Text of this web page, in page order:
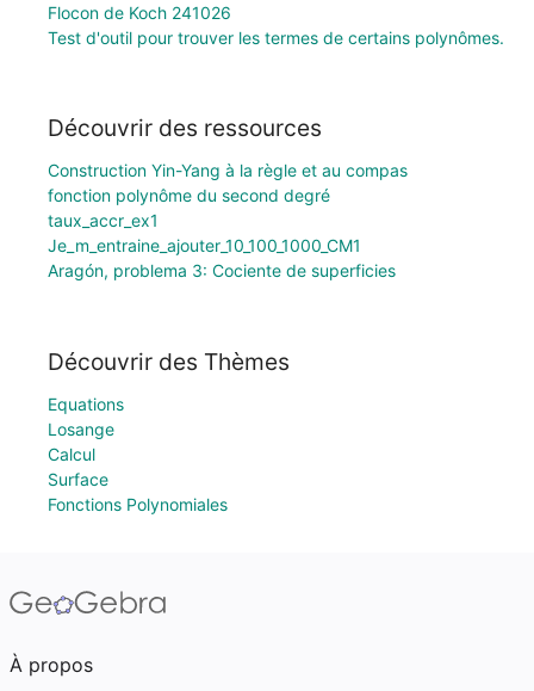
Flocon de Koch 241026
Test d'outil pour trouver les termes de certains polynômes.
Découvrir des ressources
Construction Yin-Yang à la règle et au compas
fonction polynôme du second degré
taux_accr_ex1
Je_m_entraine_ajouter_10_100_1000_CM1
Aragón, problema 3: Cociente de superficies
Découvrir des Thèmes
Equations
Losange
Calcul
Surface
Fonctions Polynomiales
À propos